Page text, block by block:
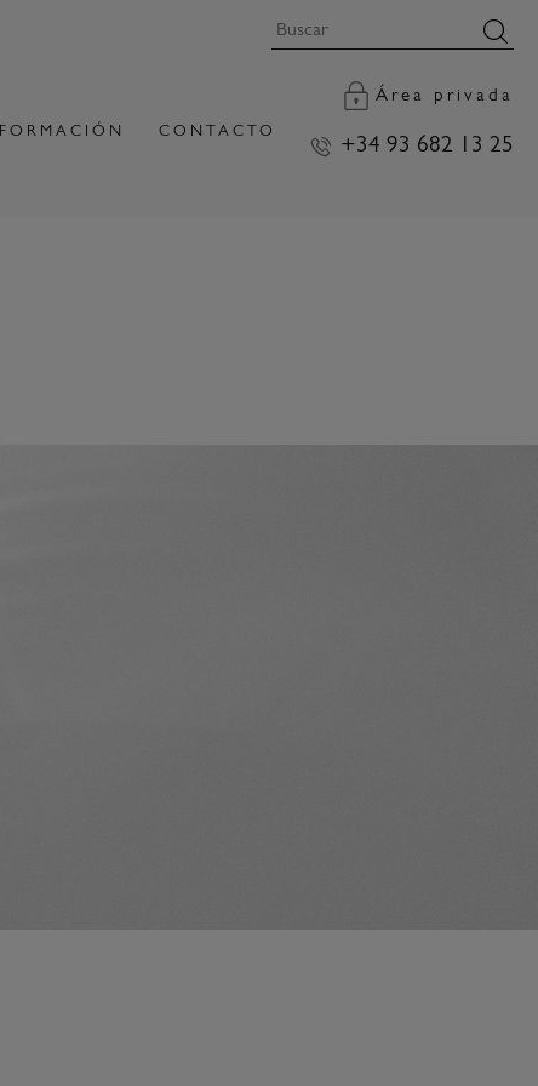
FORMACIÓN CONTACTO
Área privada
+34 93 682 13 25